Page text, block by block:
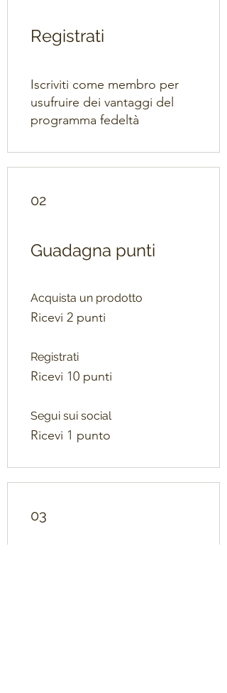
Registrati
Iscriviti come membro per
usufruire dei vantaggi del
programma fedeltà
02
Guadagna punti
Acquista un prodotto
Ricevi 2 punti
Registrati
Ricevi 10 punti
Segui sui social
Ricevi 1 punto
03